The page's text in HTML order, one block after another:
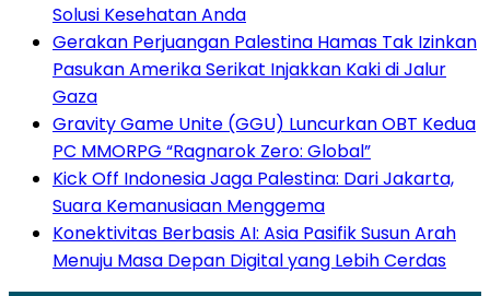
Solusi Kesehatan Anda
Gerakan Perjuangan Palestina Hamas Tak Izinkan
Pasukan Amerika Serikat Injakkan Kaki di Jalur
Gaza
Gravity Game Unite (GGU) Luncurkan OBT Kedua
PC MMORPG “Ragnarok Zero: Global”
Kick Off Indonesia Jaga Palestina: Dari Jakarta,
Suara Kemanusiaan Menggema
Konektivitas Berbasis AI: Asia Pasifik Susun Arah
Menuju Masa Depan Digital yang Lebih Cerdas